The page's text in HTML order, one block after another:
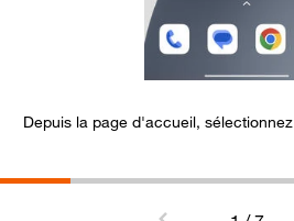
Depuis la page d'accueil, sélectionnez